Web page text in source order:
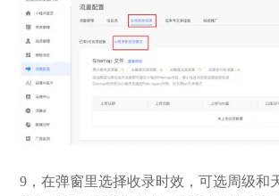
9，在弹窗里选择收录时效，可选周级和